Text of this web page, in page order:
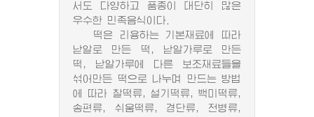
서도 다양하고 품종이 대단히 많은
우수한 민족음식이다.
떡은 리용하는 기본재료에 따라
낟알로 만든 떡, 낟알가루로 만든
떡, 낟알가루에 다른 보조재료들을
섞어만든 떡으로 나누며 만드는 방법
에 따라 찰떡류, 설기떡류, 백미떡류,
송편류, 쉬움떡류, 경단류, 전병류,